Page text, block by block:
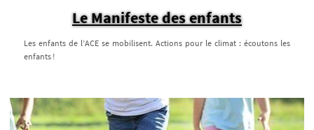
Le Manifeste des enfants
Les enfants de l’ACE se mobilisent. Actions pour le climat : écoutons les
enfants !